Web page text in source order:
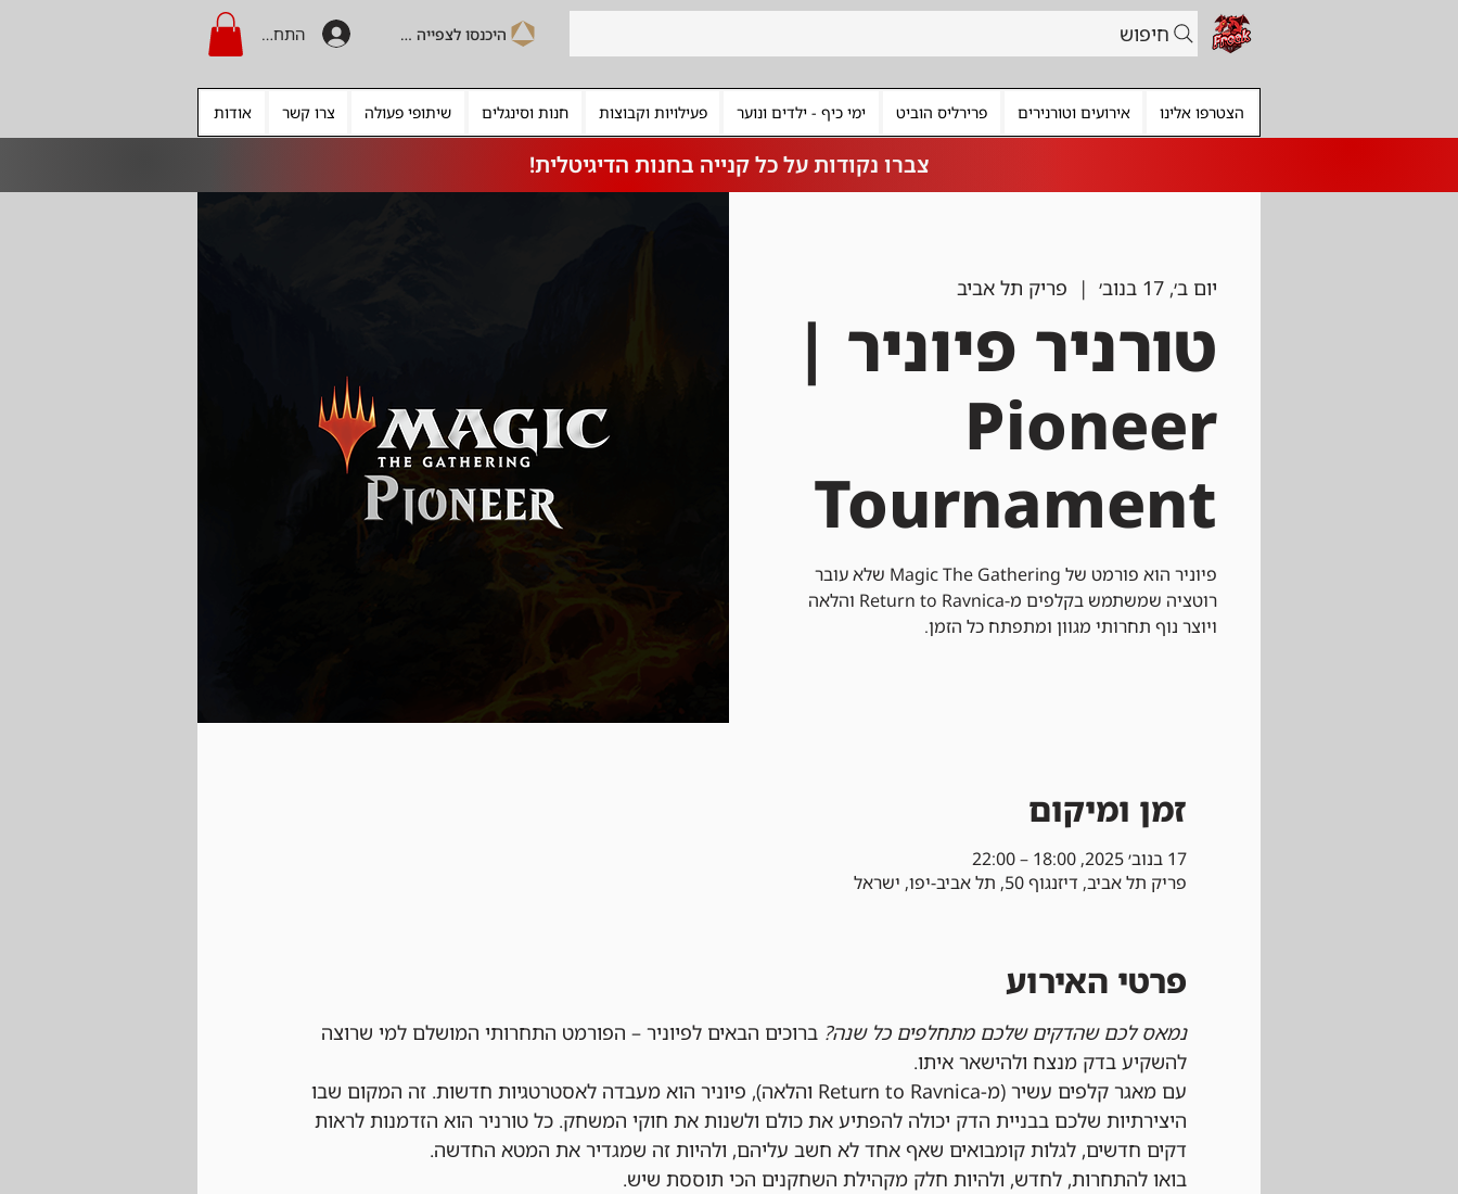
התחברות היכנסו לצפייה בקרדיט חיפוש
הצטרפו אלינו אירועים וטורנירים פרירליס הוביט ימי כיף - ילדים ונוער פעילויות וקבוצות חנות וסינגלים שיתופי פעולה צרו קשר אודות
צברו נקודות על כל קנייה בחנות הדיגיטלית!
יום ב׳, 17 בנוב׳
  |
פריק תל אביב
טורניר פיוניר |
Pioneer
Tournament
פיוניר הוא פורמט של Magic The Gathering שלא עובר
רוטציה שמשתמש בקלפים מ-Return to Ravnica והלאה
ויוצר נוף תחרותי מגוון ומתפתח כל הזמן.
זמן ומיקום
17 בנוב׳ 2025, 18:00 – 22:00
פריק תל אביב, דיזנגוף 50, תל אביב-יפו, ישראל
פרטי האירוע
נמאס לכם שהדקים שלכם מתחלפים כל שנה? ברוכים הבאים לפיוניר – הפורמט התחרותי המושלם למי שרוצה
להשקיע בדק מנצח ולהישאר איתו.
עם מאגר קלפים עשיר (מ-Return to Ravnica והלאה), פיוניר הוא מעבדה לאסטרטגיות חדשות. זה המקום שבו
היצירתיות שלכם בבניית הדק יכולה להפתיע את כולם ולשנות את חוקי המשחק. כל טורניר הוא הזדמנות לראות
דקים חדשים, לגלות קומבואים שאף אחד לא חשב עליהם, ולהיות זה שמגדיר את המטא החדשה.
בואו להתחרות, לחדש, ולהיות חלק מקהילת השחקנים הכי תוססת שיש.